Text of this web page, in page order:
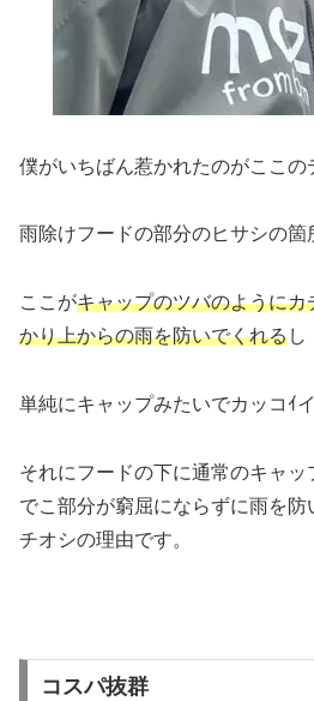
僕がいちばん惹かれたのがここの
雨除けフードの部分のヒサシの箇
ここがキャップのツバのように
かり上からの雨を防いでくれるし
単純にキャップみたいでカッコｲ
それにフードの下に通常のキャ
でこ部分が窮屈にならずに雨を防
チオシの理由です。
コスパ抜群